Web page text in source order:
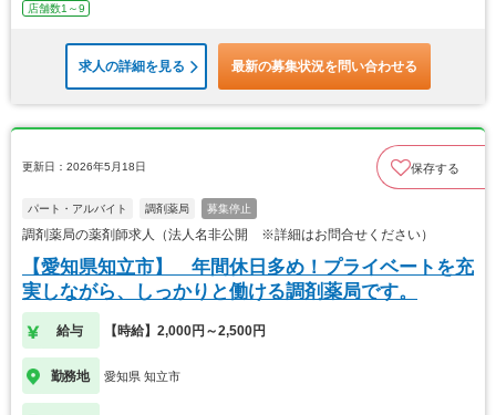
店舗数1～9
求人の詳細を見る 最新の募集状況を問い合わせる
更新日：2026年5月18日 保存する
パート・アルバイト 調剤薬局 募集停止
調剤薬局の薬剤師求人（法人名非公開 ※詳細はお問合せください）
【愛知県知立市】 年間休日多め！プライベートを充
実しながら、しっかりと働ける調剤薬局です。
給与 【時給】2,000円～2,500円
勤務地 愛知県 知立市